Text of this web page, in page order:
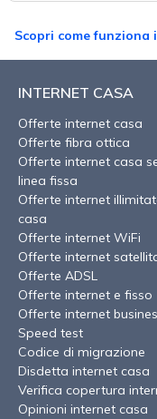
Scopri come funziona
INTERNET CASA
Offerte internet casa
Offerte fibra ottica
Offerte internet casa
linea fissa
Offerte internet
casa
Offerte internet WiFi
Offerte internet
Offerte ADSL
Offerte internet e fisso
Offerte internet
Speed test
Codice di migrazione
Disdetta internet casa
Verifica copertura
Opinioni internet casa